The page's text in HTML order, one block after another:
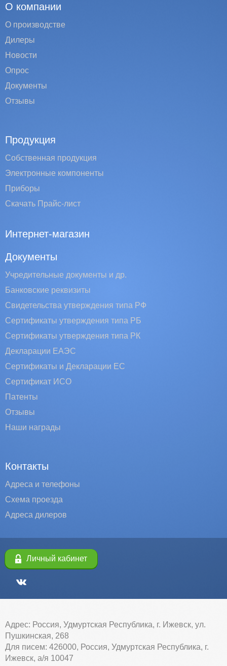
О компании
О производстве
Дилеры
Новости
Опрос
Документы
Отзывы
Продукция
Собственная продукция
Электронные компоненты
Приборы
Скачать Прайс-лист
Интернет-магазин
Документы
Учредительные документы и др.
Банковские реквизиты
Свидетельства утверждения типа РФ
Сертификаты утверждения типа РБ
Сертификаты утверждения типа РК
Декларации ЕАЭС
Сертификаты и Декларации EC
Сертификат ИСО
Патенты
Отзывы
Наши награды
Контакты
Адреса и телефоны
Схема проезда
Адреса дилеров
Личный кабинет
Адрес: Россия, Удмуртская Республика, г. Ижевск, ул.
Пушкинская, 268
Для писем: 426000, Россия, Удмуртская Республика, г.
Ижевск, а/я 10047